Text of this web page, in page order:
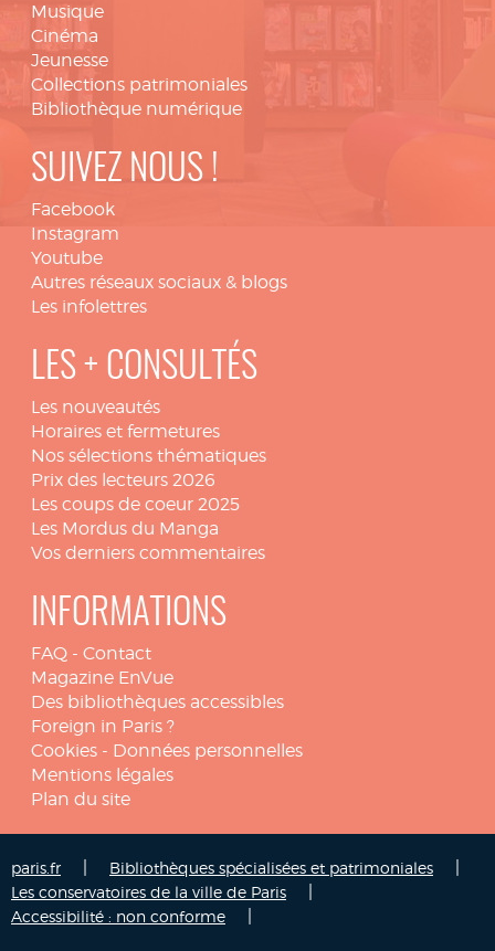
Musique
Cinéma
Jeunesse
Collections patrimoniales
Bibliothèque numérique
SUIVEZ NOUS !
Facebook
Instagram
Youtube
Autres réseaux sociaux & blogs
Les infolettres
LES + CONSULTÉS
Les nouveautés
Horaires et fermetures
Nos sélections thématiques
Prix des lecteurs 2026
Les coups de coeur 2025
Les Mordus du Manga
Vos derniers commentaires
INFORMATIONS
FAQ - Contact
Magazine EnVue
Des bibliothèques accessibles
Foreign in Paris ?
Cookies - Données personnelles
Mentions légales
Plan du site
paris.fr Bibliothèques spécialisées et patrimoniales
Les conservatoires de la ville de Paris
Accessibilité : non conforme